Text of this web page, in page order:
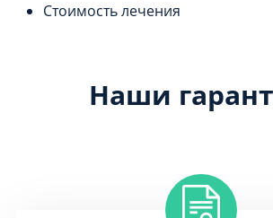
Стоимость лечения
Наши